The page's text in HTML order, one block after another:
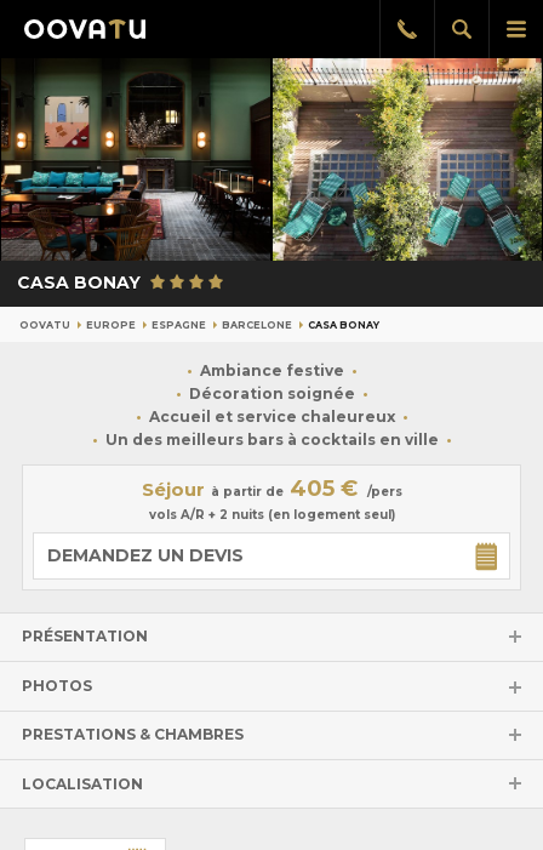
le
Afficher
la
Rappel
gratuit
CASA BONAY
OOVATU EUROPE ESPAGNE BARCELONE CASA BONAY
Ambiance festive
Décoration soignée
Accueil et service chaleureux
Un des meilleurs bars à cocktails en ville
Séjour à partir de 405 €
/pers
vols A/R + 2 nuits (en logement seul)
DEMANDEZ UN DEVIS
PRÉSENTATION
PHOTOS
PRESTATIONS & CHAMBRES
LOCALISATION